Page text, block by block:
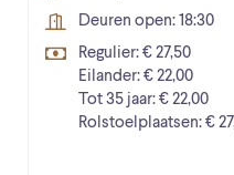
Deuren open: 18:30
Regulier: € 27,50
Eilander: € 22,00
Tot 35 jaar: € 22,00
Rolstoelplaatsen: €